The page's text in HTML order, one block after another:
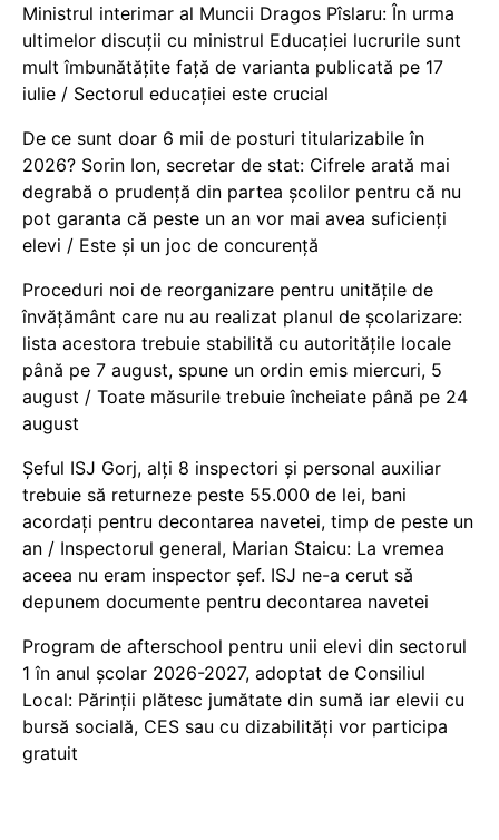
Ministrul interimar al Muncii Dragos Pîslaru: În urma
ultimelor discuții cu ministrul Educației lucrurile sunt
mult îmbunătățite față de varianta publicată pe 17
iulie / Sectorul educației este crucial
De ce sunt doar 6 mii de posturi titularizabile în
2026? Sorin Ion, secretar de stat: Cifrele arată mai
degrabă o prudență din partea școlilor pentru că nu
pot garanta că peste un an vor mai avea suficienți
elevi / Este și un joc de concurență
Proceduri noi de reorganizare pentru unitățile de
învățământ care nu au realizat planul de școlarizare:
lista acestora trebuie stabilită cu autoritățile locale
până pe 7 august, spune un ordin emis miercuri, 5
august / Toate măsurile trebuie încheiate până pe 24
august
Șeful ISJ Gorj, alți 8 inspectori și personal auxiliar
trebuie să returneze peste 55.000 de lei, bani
acordați pentru decontarea navetei, timp de peste un
an / Inspectorul general, Marian Staicu: La vremea
aceea nu eram inspector șef. ISJ ne-a cerut să
depunem documente pentru decontarea navetei
Program de afterschool pentru unii elevi din sectorul
1 în anul școlar 2026-2027, adoptat de Consiliul
Local: Părinții plătesc jumătate din sumă iar elevii cu
bursă socială, CES sau cu dizabilităţi vor participa
gratuit